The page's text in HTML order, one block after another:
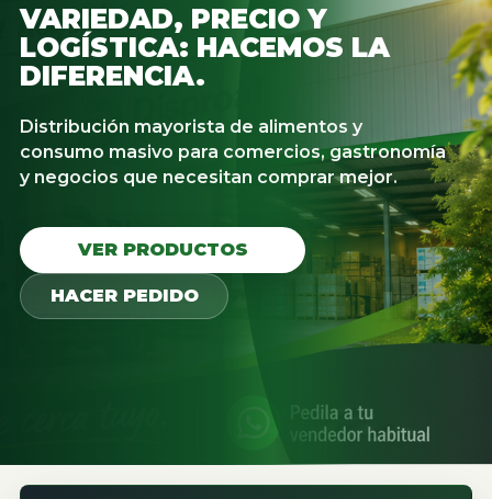
VARIEDAD, PRECIO Y
LOGÍSTICA: HACEMOS LA
DIFERENCIA.
Distribución mayorista de alimentos y
consumo masivo para comercios, gastronomía
y negocios que necesitan comprar mejor.
VER PRODUCTOS
HACER PEDIDO